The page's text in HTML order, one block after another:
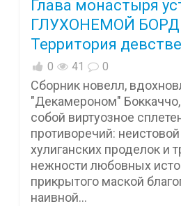
Глава монастыря
ГЛУХОНЕМОЙ
Территория
0 41 0
Сборник новелл,
"Декамероном"
собой виртуозное
противоречий:
хулиганских проделок и
нежности любовных
прикрытого маской
наивной...